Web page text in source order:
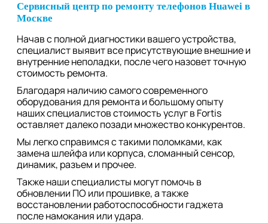
Сервисный центр по ремонту телефонов Huawei в
Москве
Начав с полной диагностики вашего устройства,
специалист выявит все присутствующие внешние и
внутренние неполадки, после чего назовет точную
стоимость ремонта.
Благодаря наличию самого современного
оборудования для ремонта и большому опыту
наших специалистов стоимость услуг в Fortis
оставляет далеко позади множество конкурентов.
Мы легко справимся с такими поломками, как
замена шлейфа или корпуса, сломанный сенсор,
динамик, разъем и прочее.
Также наши специалисты могут помочь в
обновлении ПО или прошивке, а также
восстановлении работоспособности гаджета
после намокания или удара.